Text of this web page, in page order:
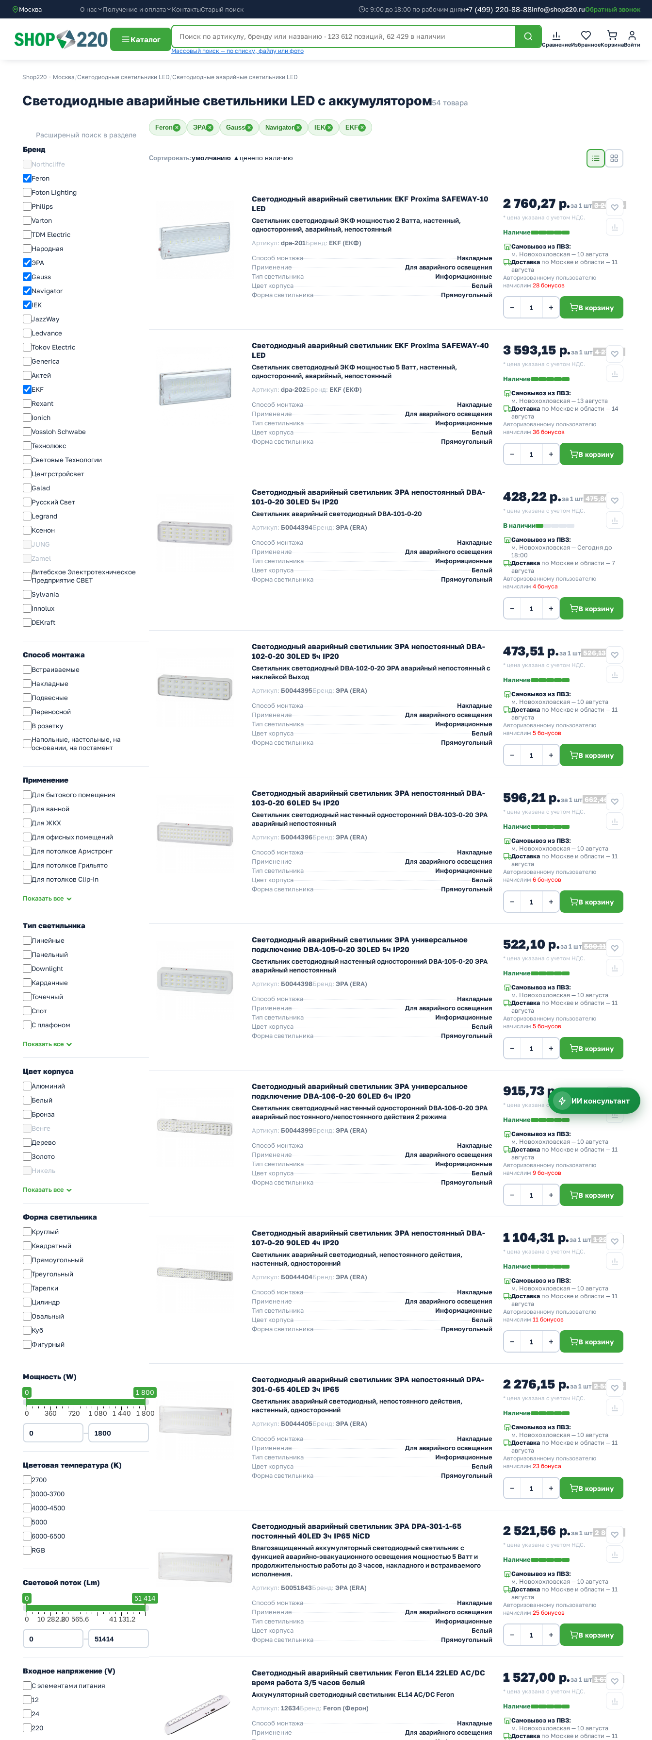
Москва О нас Получение и оплата КонтактыСтарый поиск с 9:00 до 18:00 по рабочим дням+7 (499) 220-88-88info@shop220.ruОбратный звонок
Каталог
Массовый поиск — по списку, файлу или фото
СравнениеИзбранноеКорзинаВойти
Shop220 - Москва/Светодиодные светильники LED/Светодиодные аварийные светильники LED
Светодиодные аварийные светильники LED с аккумулятором54 товара
Расширеный поиск в разделе
Бренд
Northcliffe
Feron
Foton Lighting
Philips
Varton
TDM Electric
Народная
ЭРА
Gauss
Navigator
IEK
JazzWay
Ledvance
Tokov Electric
Generica
Актей
EKF
Rexant
Ionich
Vossloh Schwabe
Технолюкс
Световые Технологии
Центрстройсвет
Galad
Русский Свет
Legrand
Ксенон
JUNG
Zamel
Витебское Электротехническое
Предприятие СВЕТ
Sylvania
Innolux
DEKraft
Способ монтажа
Встраиваемые
Накладные
Подвесные
Переносной
В розетку
Напольные, настольные, на
основании, на постамент
Применение
Для бытового помещения
Для ванной
Для ЖКХ
Для офисных помещений
Для потолков Армстронг
Для потолков Грильято
Для потолков Clip-In
Показать все
Тип светильника
Линейные
Панельный
Downlight
Карданные
Точечный
Спот
С плафоном
Показать все
Цвет корпуса
Алюминий
Белый
Бронза
Венге
Дерево
Золото
Никель
Показать все
Форма светильника
Круглый
Квадратный
Прямоугольный
Треугольный
Тарелки
Цилиндр
Овальный
Куб
Фигурный
Мощность (W)
0 1 800
0 360 720 1 080 1 440 1 800
—
Цветовая температура (K)
2700
3000-3700
4000-4500
5000
6000-6500
RGB
Световой поток (Lm)
0 51 414
0 10 282.820 565.6 41 131.2
—
Входное напряжение (V)
С элементами питания
12
24
220
Feron × ЭРА × Gauss × Navigator × IEK × EKF ×
Сортировать:умолчанию ▲ ценепо наличию
Светодиодный аварийный светильник EKF Proxima SAFEWAY-10
LED
Светильник светодиодный ЭКФ мощностью 2 Ватта, настенный,
односторонний, аварийный, непостоянный
Артикул: dpa-201Бренд: EKF (ЕКФ)
Способ монтажа
Накладные
Применение
Для аварийного освещения
Тип светильника
Информационные
Цвет корпуса
Белый
Форма светильника
Прямоугольный
2 760,27 р.за 1 шт 3 286,04
* цена указана с учетом НДС.
Наличие
Самовывоз из ПВЗ:
м. Новохохловская — 10 августа
Доставка по Москве и области — 11
августа
Авторизованному пользователю
начислим 28 бонусов
− + В корзину
Светодиодный аварийный светильник EKF Proxima SAFEWAY-40
LED
Светильник светодиодный ЭКФ мощностью 5 Ватт, настенный,
односторонний, аварийный, непостоянный
Артикул: dpa-202Бренд: EKF (ЕКФ)
Способ монтажа
Накладные
Применение
Для аварийного освещения
Тип светильника
Информационные
Цвет корпуса
Белый
Форма светильника
Прямоугольный
3 593,15 р.за 1 шт 4 277,57
* цена указана с учетом НДС.
Наличие
Самовывоз из ПВЗ:
м. Новохохловская — 13 августа
Доставка по Москве и области — 14
августа
Авторизованному пользователю
начислим 36 бонусов
− + В корзину
Светодиодный аварийный светильник ЭРА непостоянный DBA-
101-0-20 30LED 5ч IP20
Светильник аварийный светодиодный DBA-101-0-20
Артикул: Б0044394Бренд: ЭРА (ERA)
Способ монтажа
Накладные
Применение
Для аварийного освещения
Тип светильника
Информационные
Цвет корпуса
Белый
Форма светильника
Прямоугольный
428,22 р.за 1 шт 475,80
* цена указана с учетом НДС.
В наличии
Самовывоз из ПВЗ:
м. Новохохловская — Сегодня до
18:00
Доставка по Москве и области — 7
августа
Авторизованному пользователю
начислим 4 бонуса
− + В корзину
Светодиодный аварийный светильник ЭРА непостоянный DBA-
102-0-20 30LED 5ч IP20
Светильник светодиодный DBA-102-0-20 ЭРА аварийный непостоянный с
наклейкой Выход
Артикул: Б0044395Бренд: ЭРА (ERA)
Способ монтажа
Накладные
Применение
Для аварийного освещения
Тип светильника
Информационные
Цвет корпуса
Белый
Форма светильника
Прямоугольный
473,51 р.за 1 шт 526,13
* цена указана с учетом НДС.
Наличие
Самовывоз из ПВЗ:
м. Новохохловская — 10 августа
Доставка по Москве и области — 11
августа
Авторизованному пользователю
начислим 5 бонусов
− + В корзину
Светодиодный аварийный светильник ЭРА непостоянный DBA-
103-0-20 60LED 5ч IP20
Светильник светодиодный настенный односторонний DBA-103-0-20 ЭРА
аварийный непостоянный
Артикул: Б0044396Бренд: ЭРА (ERA)
Способ монтажа
Накладные
Применение
Для аварийного освещения
Тип светильника
Информационные
Цвет корпуса
Белый
Форма светильника
Прямоугольный
596,21 р.за 1 шт 662,46
* цена указана с учетом НДС.
Наличие
Самовывоз из ПВЗ:
м. Новохохловская — 10 августа
Доставка по Москве и области — 11
августа
Авторизованному пользователю
начислим 6 бонусов
− + В корзину
Светодиодный аварийный светильник ЭРА универсальное
подключение DBA-105-0-20 30LED 5ч IP20
Светильник светодиодный настенный односторонний DBA-105-0-20 ЭРА
аварийный непостоянный
Артикул: Б0044398Бренд: ЭРА (ERA)
Способ монтажа
Накладные
Применение
Для аварийного освещения
Тип светильника
Информационные
Цвет корпуса
Белый
Форма светильника
Прямоугольный
522,10 р.за 1 шт 580,11
* цена указана с учетом НДС.
Наличие
Самовывоз из ПВЗ:
м. Новохохловская — 10 августа
Доставка по Москве и области — 11
августа
Авторизованному пользователю
начислим 5 бонусов
− + В корзину
Светодиодный аварийный светильник ЭРА универсальное
подключение DBA-106-0-20 60LED 6ч IP20
Светильник светодиодный настенный односторонний DBA-106-0-20 ЭРА
аварийный постоянного/непостоянного действия 2 режима
Артикул: Б0044399Бренд: ЭРА (ERA)
Способ монтажа
Накладные
Применение
Для аварийного освещения
Тип светильника
Информационные
Цвет корпуса
Белый
Форма светильника
Прямоугольный
915,73 р.за 1 шт
* цена указана с учетом НДС.
Наличие
Самовывоз из ПВЗ:
м. Новохохловская — 10 августа
Доставка по Москве и области — 11
августа
Авторизованному пользователю
начислим 9 бонусов
− + В корзину
Светодиодный аварийный светильник ЭРА непостоянный DBA-
107-0-20 90LED 4ч IP20
Светильник аварийный светодиодный, непостоянного действия,
настенный, односторонний
Артикул: Б0044404Бренд: ЭРА (ERA)
Способ монтажа
Накладные
Применение
Для аварийного освещения
Тип светильника
Информационные
Цвет корпуса
Белый
Форма светильника
Прямоугольный
1 104,31 р.за 1 шт 1 227,02
* цена указана с учетом НДС.
Наличие
Самовывоз из ПВЗ:
м. Новохохловская — 10 августа
Доставка по Москве и области — 11
августа
Авторизованному пользователю
начислим 11 бонусов
− + В корзину
Светодиодный аварийный светильник ЭРА непостоянный DPA-
301-0-65 40LED 3ч IP65
Светильник аварийный светодиодный, непостоянного действия,
настенный, односторонний
Артикул: Б0044405Бренд: ЭРА (ERA)
Способ монтажа
Накладные
Применение
Для аварийного освещения
Тип светильника
Информационные
Цвет корпуса
Белый
Форма светильника
Прямоугольный
2 276,15 р.за 1 шт 2 529,06
* цена указана с учетом НДС.
Наличие
Самовывоз из ПВЗ:
м. Новохохловская — 10 августа
Доставка по Москве и области — 11
августа
Авторизованному пользователю
начислим 23 бонуса
− + В корзину
Светодиодный аварийный светильник ЭРА DPA-301-1-65
постоянный 40LED 3ч IP65 NiCD
Влагозащищенный аккумуляторный светодиодный светильник с
функцией аварийно-эвакуационного освещения мощностью 5 Ватт и
продолжительностью работы до 3 часов, накладного и встраиваемого
исполнения.
Артикул: Б0051843Бренд: ЭРА (ERA)
Способ монтажа
Накладные
Применение
Для аварийного освещения
Тип светильника
Информационные
Цвет корпуса
Белый
Форма светильника
Прямоугольный
2 521,56 р.за 1 шт 2 801,73
* цена указана с учетом НДС.
Наличие
Самовывоз из ПВЗ:
м. Новохохловская — 10 августа
Доставка по Москве и области — 11
августа
Авторизованному пользователю
начислим 25 бонусов
− + В корзину
Светодиодный аварийный светильник Feron EL14 22LED AC/DC
время работа 3/5 часов белый
Аккумуляторный светодиодный светильник EL14 AC/DC Feron
Артикул: 12634Бренд: Feron (Ферон)
Способ монтажа
Накладные
Применение
Для аварийного освещения
1 527,00 р.за 1 шт 1 679,70
* цена указана с учетом НДС.
Наличие
Самовывоз из ПВЗ:
м. Новохохловская — 10 августа
Доставка по Москве и области — 11
ИИ консультант